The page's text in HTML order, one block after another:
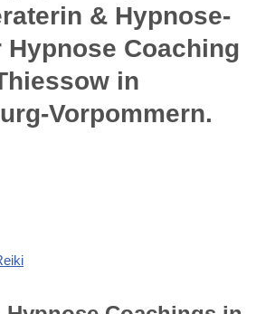
& Hypnose-
Hypnose Coaching
in
Vorpommern.